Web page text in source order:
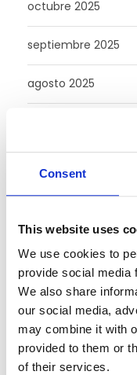
Consent
This website uses
We use cookies to
provide social media
We also share
our social media,
may combine it with
provided to them or
of their services.
octubre 2025
septiembre 2025
agosto 2025
mayo 2025
febrero 2025
agosto 2024
julio 2024
junio 2024